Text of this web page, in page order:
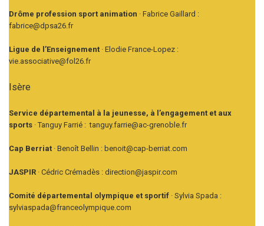
Drôme profession sport animation · Fabrice Gaillard :
fabrice@dpsa26.fr
Ligue de l’Enseignement · Elodie France-Lopez :
vie.associative@fol26.fr
Isère
Service départemental à la jeunesse, à l’engagement et aux
sports · Tanguy Farrié : tanguy.farrie@ac-grenoble.fr
Cap Berriat · Benoît Bellin : benoit@cap-berriat.com
JASPIR · Cédric Crémadès : direction@jaspir.com
Comité départemental olympique et sportif · Sylvia Spada :
sylviaspada@franceolympique.com